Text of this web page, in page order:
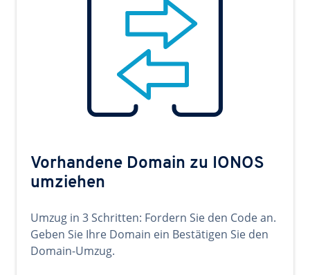
Vorhandene Domain zu IONOS
umziehen
Umzug in 3 Schritten: Fordern Sie den Code an.
Geben Sie Ihre Domain ein Bestätigen Sie den
Domain-Umzug.